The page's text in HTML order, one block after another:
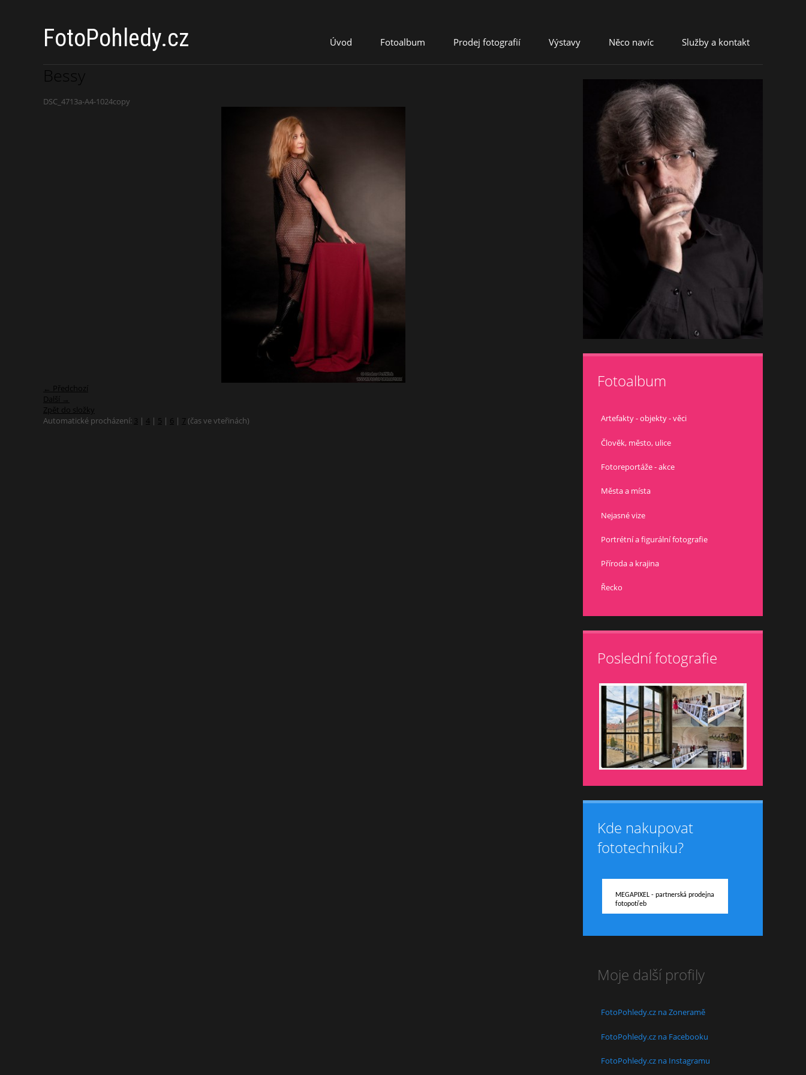
FotoPohledy.cz Úvod Fotoalbum Prodej fotografií Výstavy Něco navíc Služby a kontakt
Bessy
DSC_4713a-A4-1024copy
← Předchozí
Další →
Zpět do složky
Automatické procházení: 3 | 4 | 5 | 6 | 7 (čas ve vteřinách)
Fotoalbum
Artefakty - objekty - věci
Člověk, město, ulice
Fotoreportáže - akce
Města a místa
Nejasné vize
Portrétní a figurální fotografie
Příroda a krajina
Řecko
Poslední fotografie
Kde nakupovat
fototechniku?
MEGAPIXEL - partnerská prodejna
fotopotřeb
Moje další profily
FotoPohledy.cz na Zoneramě
FotoPohledy.cz na Facebooku
FotoPohledy.cz na Instagramu